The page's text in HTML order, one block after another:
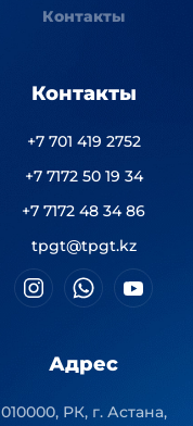
Контакты
Контакты
+7 701 419 2752
+7 7172 50 19 34
+7 7172 48 34 86
tpgt@tpgt.kz
Адрес
010000, РК, г. Астана,